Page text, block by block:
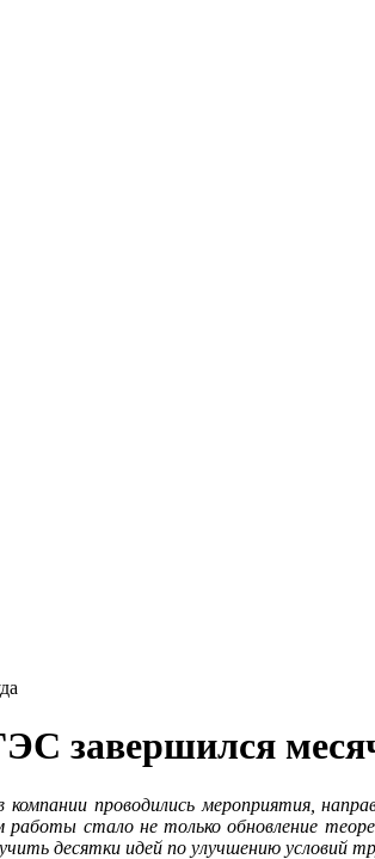
завершился
проводились мероприятия,
стало не только обновление
десятки идей по улучшению условий